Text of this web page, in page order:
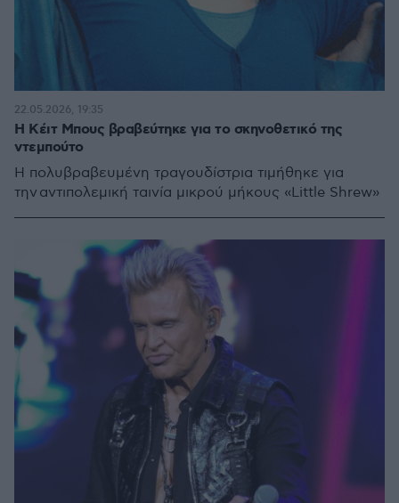
Η Κέιτ Μπους βραβεύτηκε για το σκηνοθετικό της
ντεμπούτο
Η πολυβραβευμένη τραγουδίστρια τιμήθηκε για
την αντιπολεμική ταινία μικρού μήκους «Little Shrew»
22.05.2026, 19:35